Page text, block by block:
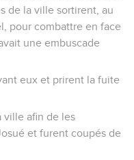
de la ville sortirent, au
pour combattre en face
une embuscade
eux et prirent la fuite
ville afin de les
et furent coupés de